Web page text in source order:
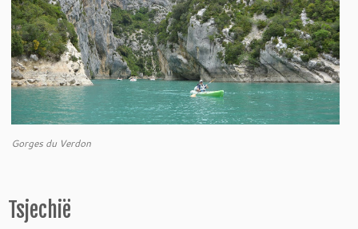
Gorges du Verdon
Tsjechië